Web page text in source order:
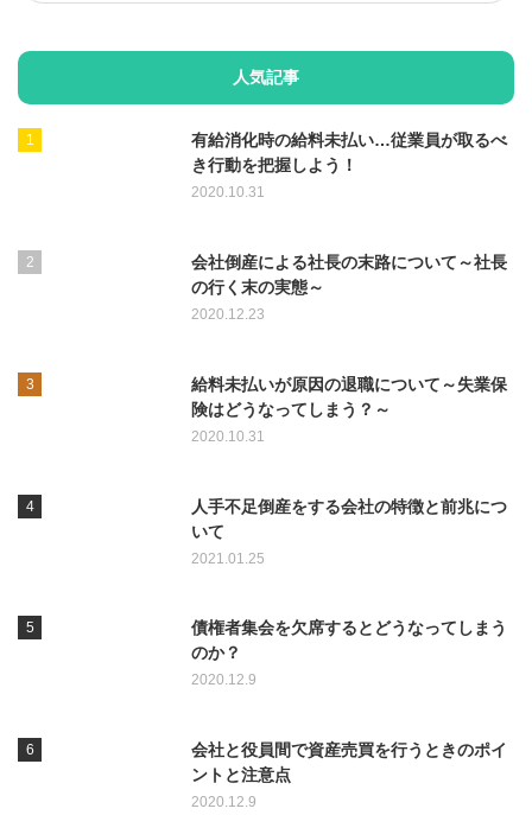
人気記事
有給消化時の給料未払い…従業員が取るべ
き行動を把握しよう！
2020.10.31
会社倒産による社長の末路について～社長
の行く末の実態～
2020.12.23
給料未払いが原因の退職について～失業保
険はどうなってしまう？～
2020.10.31
人手不足倒産をする会社の特徴と前兆につ
いて
2021.01.25
債権者集会を欠席するとどうなってしまう
のか？
2020.12.9
会社と役員間で資産売買を行うときのポイ
ントと注意点
2020.12.9